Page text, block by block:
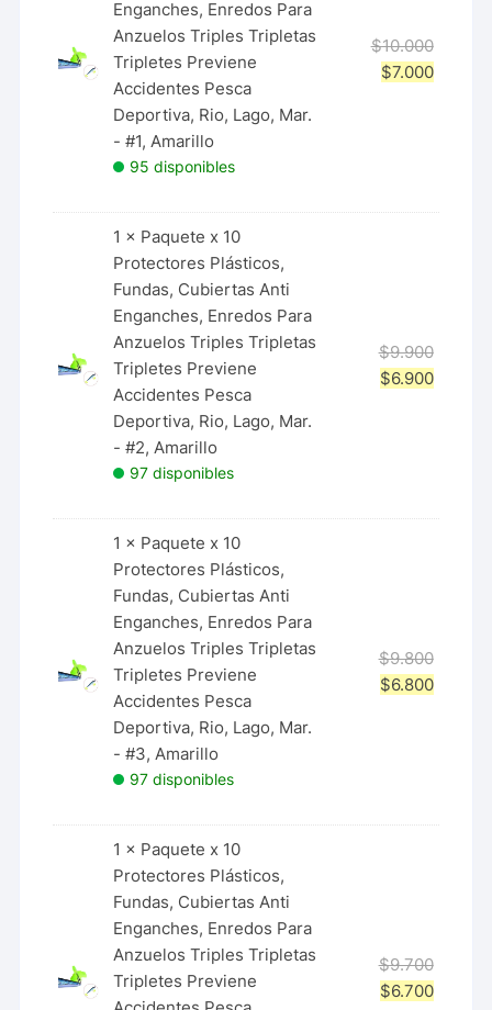
Enganches, Enredos Para
Anzuelos Triples Tripletas
Tripletes Previene
Accidentes Pesca
Deportiva, Rio, Lago, Mar.
- #1, Amarillo
95 disponibles
$10.000
$7.000
1 × Paquete x 10
Protectores Plásticos,
Fundas, Cubiertas Anti
Enganches, Enredos Para
Anzuelos Triples Tripletas
Tripletes Previene
Accidentes Pesca
Deportiva, Rio, Lago, Mar.
- #2, Amarillo
97 disponibles
$9.900
$6.900
1 × Paquete x 10
Protectores Plásticos,
Fundas, Cubiertas Anti
Enganches, Enredos Para
Anzuelos Triples Tripletas
Tripletes Previene
Accidentes Pesca
Deportiva, Rio, Lago, Mar.
- #3, Amarillo
97 disponibles
$9.800
$6.800
1 × Paquete x 10
Protectores Plásticos,
Fundas, Cubiertas Anti
Enganches, Enredos Para
Anzuelos Triples Tripletas
Tripletes Previene
$9.700
$6.700